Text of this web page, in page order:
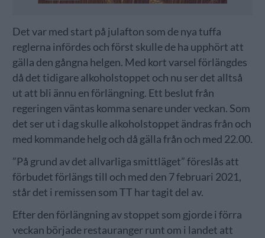
Det var med start på julafton som de nya tuffa
reglerna infördes och först skulle de ha upphört att
gälla den gångna helgen. Med kort varsel förlängdes
då det tidigare alkoholstoppet och nu ser det alltså
ut att bli ännu en förlängning. Ett beslut från
regeringen väntas komma senare under veckan. Som
det ser ut i dag skulle alkoholstoppet ändras från och
med kommande helg och då gälla från och med 22.00.
”På grund av det allvarliga smittläget” föreslås att
förbudet förlängs till och med den 7 februari 2021,
står det i remissen som TT har tagit del av.
Efter den förlängning av stoppet som gjorde i förra
veckan började restauranger runt om i landet att